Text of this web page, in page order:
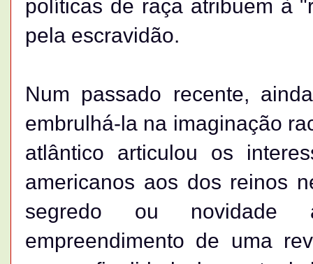
políticas de raça atribuem à
pela escravidão.
Num passado recente,
embrulhá-la na imaginação
atlântico articulou os
americanos aos dos reinos
segredo ou novidade
empreendimento de uma